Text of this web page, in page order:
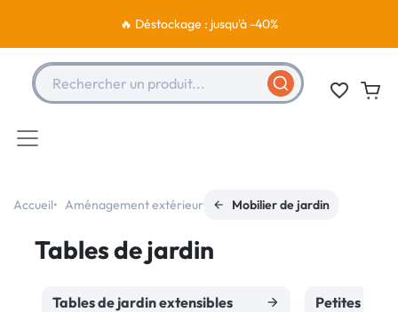
🔥 Déstockage : jusqu'à -40%
Rechercher un produit... favorite_border
Accueil Aménagement extérieur Mobilier de jardin
Tables de jardin
Tables de jardin extensibles Petites